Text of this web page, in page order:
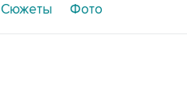
Сюжеты Фото